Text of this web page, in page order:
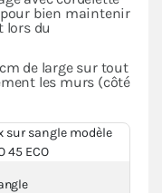
pour bien maintenir
lors du
de large sur tout
les murs (côté